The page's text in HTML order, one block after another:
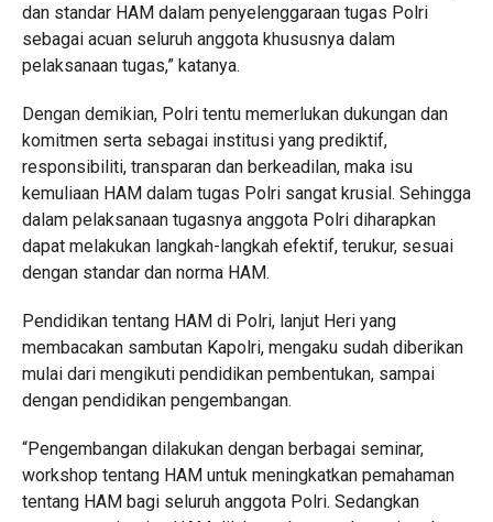
dan standar HAM dalam penyelenggaraan tugas Polri
sebagai acuan seluruh anggota khususnya dalam
pelaksanaan tugas,” katanya.
Dengan demikian, Polri tentu memerlukan dukungan dan
komitmen serta sebagai institusi yang prediktif,
responsibiliti, transparan dan berkeadilan, maka isu
kemuliaan HAM dalam tugas Polri sangat krusial. Sehingga
dalam pelaksanaan tugasnya anggota Polri diharapkan
dapat melakukan langkah-langkah efektif, terukur, sesuai
dengan standar dan norma HAM.
Pendidikan tentang HAM di Polri, lanjut Heri yang
membacakan sambutan Kapolri, mengaku sudah diberikan
mulai dari mengikuti pendidikan pembentukan, sampai
dengan pendidikan pengembangan.
“Pengembangan dilakukan dengan berbagai seminar,
workshop tentang HAM untuk meningkatkan pemahaman
tentang HAM bagi seluruh anggota Polri. Sedangkan